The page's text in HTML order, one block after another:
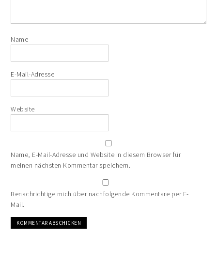
Name
E-Mail-Adresse
Website
Name, E-Mail-Adresse und Website in diesem Browser für
meinen nächsten Kommentar speichern.
Benachrichtige mich über nachfolgende Kommentare per E-
Mail.